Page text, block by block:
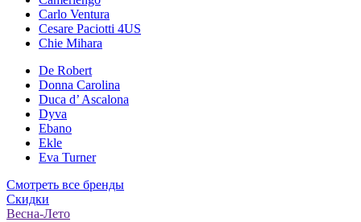
Carlo Ventura
Cesare Paciotti 4US
Chie Mihara
De Robert
Donna Carolina
Duca d’ Ascalona
Dyva
Ebano
Ekle
Eva Turner
Смотреть все бренды
Скидки
Весна-Лето